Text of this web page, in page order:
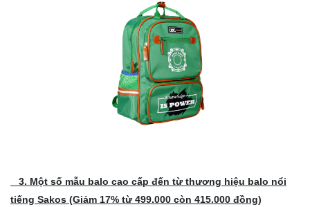
3. Một số mẫu balo cao cấp đến từ thương hiệu balo nổi
tiếng Sakos (Giảm 17% từ 499.000 còn 415.000 đồng)